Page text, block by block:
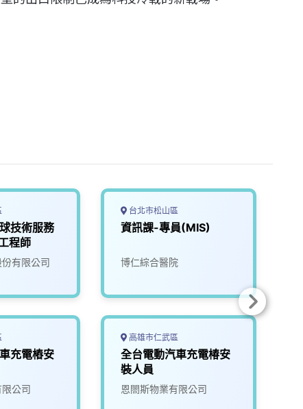
技術服務
程師
有限公司
充電樁安
公司
台北市松山區
資訊課-專員(MIS)
博仁綜合醫院
高雄市仁武區
全台電動汽車充電椿安
裝人員
恩閤斯物業有限公司